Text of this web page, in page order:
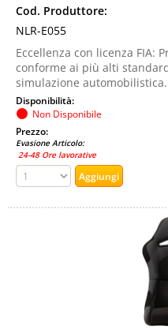
Cod. Produttore:
NLR-E055
Eccellenza con licenza FIA:
conforme ai più alti
simulazione
Disponibilità:
Non Disponibile
Prezzo:
Evasione Articolo:
24-48 Ore lavorative